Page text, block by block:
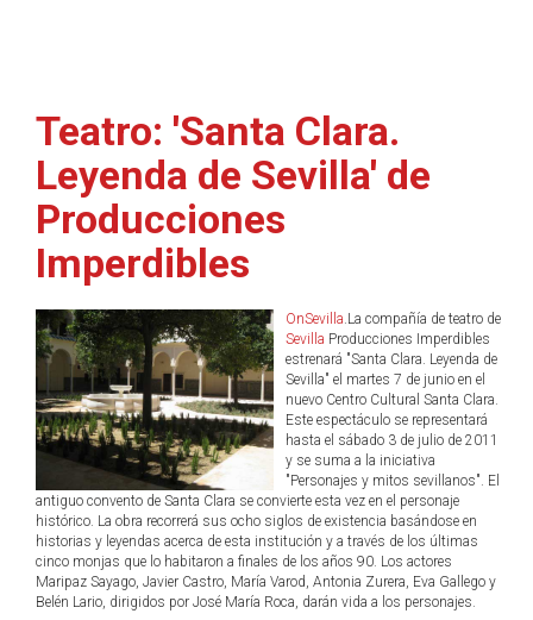
Teatro: 'Santa Clara.
Leyenda de Sevilla' de
Producciones
Imperdibles
OnSevilla.La compañía de teatro de
Sevilla Producciones Imperdibles
estrenará "Santa Clara. Leyenda de
Sevilla" el martes 7 de junio en el
nuevo Centro Cultural Santa Clara.
Este espectáculo se representará
hasta el sábado 3 de julio de 2011
y se suma a la iniciativa
"Personajes y mitos sevillanos". El
antiguo convento de Santa Clara se convierte esta vez en el personaje
histórico. La obra recorrerá sus ocho siglos de existencia basándose en
historias y leyendas acerca de esta institución y a través de los últimas
cinco monjas que lo habitaron a finales de los años 90. Los actores
Maripaz Sayago, Javier Castro, María Varod, Antonia Zurera, Eva Gallego y
Belén Lario, dirigidos por José María Roca, darán vida a los personajes.